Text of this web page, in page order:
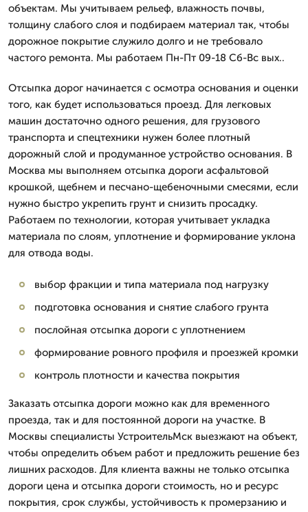
объектам. Мы учитываем рельеф, влажность почвы,
толщину слабого слоя и подбираем материал так, чтобы
дорожное покрытие служило долго и не требовало
частого ремонта. Мы работаем Пн-Пт 09-18 Сб-Вс вых..
Отсыпка дорог начинается с осмотра основания и оценки
того, как будет использоваться проезд. Для легковых
машин достаточно одного решения, для грузового
транспорта и спецтехники нужен более плотный
дорожный слой и продуманное устройство основания. В
Москва мы выполняем отсыпка дороги асфальтовой
крошкой, щебнем и песчано-щебеночными смесями, если
нужно быстро укрепить грунт и снизить просадку.
Работаем по технологии, которая учитывает укладка
материала по слоям, уплотнение и формирование уклона
для отвода воды.
выбор фракции и типа материала под нагрузку
подготовка основания и снятие слабого грунта
послойная отсыпка дороги с уплотнением
формирование ровного профиля и проезжей кромки
контроль плотности и качества покрытия
Заказать отсыпка дороги можно как для временного
проезда, так и для постоянной дороги на участке. В
Москвы специалисты УстроительМск выезжают на объект,
чтобы определить объем работ и предложить решение без
лишних расходов. Для клиента важны не только отсыпка
дороги цена и отсыпка дороги стоимость, но и ресурс
покрытия, срок службы, устойчивость к промерзанию и